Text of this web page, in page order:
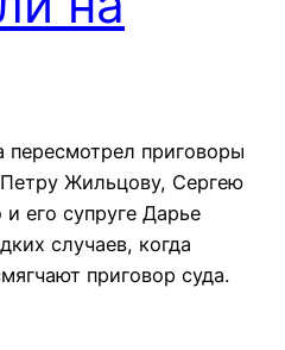
приговоры
Жильцову, Сергею
его супруге Дарье
случаев, когда
приговор суда.